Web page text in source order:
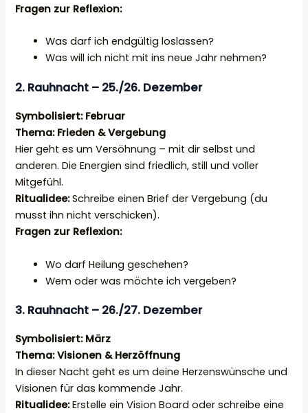
Fragen zur Reflexion:
Was darf ich endgültig loslassen?
Was will ich nicht mit ins neue Jahr nehmen?
2. Rauhnacht – 25./26. Dezember
Symbolisiert: Februar
Thema: Frieden & Vergebung
Hier geht es um Versöhnung – mit dir selbst und
anderen. Die Energien sind friedlich, still und voller
Mitgefühl.
Ritualidee:Schreibe einen Brief der Vergebung (du
musst ihn nicht verschicken).
Fragen zur Reflexion:
Wo darf Heilung geschehen?
Wem oder was möchte ich vergeben?
3. Rauhnacht – 26./27. Dezember
Symbolisiert: März
Thema: Visionen & Herzöffnung
In dieser Nacht geht es um deine Herzenswünsche und
Visionen für das kommende Jahr.
Ritualidee:Erstelle ein Vision Board oder schreibe eine